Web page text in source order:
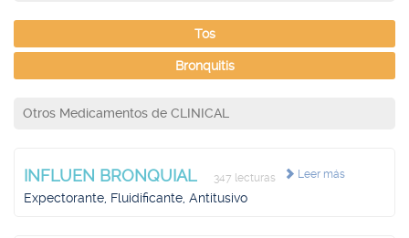
Tos
Bronquitis
Otros Medicamentos de CLINICAL
Leer más
INFLUEN BRONQUIAL 347 lecturas
Expectorante, Fluidificante, Antitusivo